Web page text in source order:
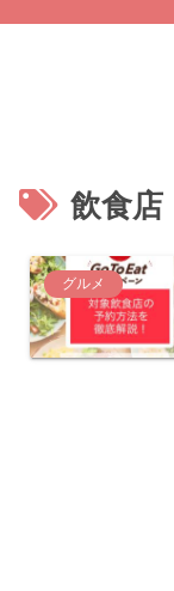
飲食店
グルメ